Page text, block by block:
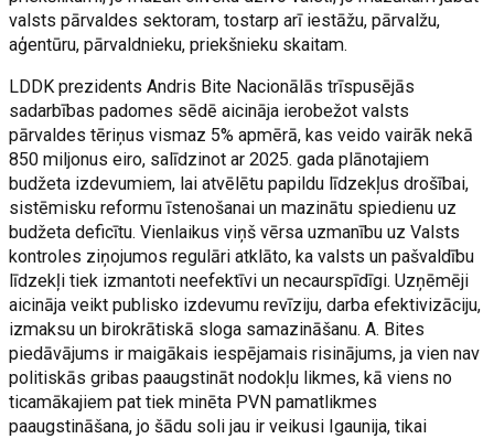
valsts pārvaldes sektoram, tostarp arī iestāžu, pārvalžu,
aģentūru, pārvaldnieku, priekšnieku skaitam.
LDDK prezidents Andris Bite Nacionālās trīspusējās
sadarbības padomes sēdē aicināja ierobežot valsts
pārvaldes tēriņus vismaz 5% apmērā, kas veido vairāk nekā
850 miljonus eiro, salīdzinot ar 2025. gada plānotajiem
budžeta izdevumiem, lai atvēlētu papildu līdzekļus drošībai,
sistēmisku reformu īstenošanai un mazinātu spiedienu uz
budžeta deficītu. Vienlaikus viņš vērsa uzmanību uz Valsts
kontroles ziņojumos regulāri atklāto, ka valsts un pašvaldību
līdzekļi tiek izmantoti neefektīvi un necaurspīdīgi. Uzņēmēji
aicināja veikt publisko izdevumu revīziju, darba efektivizāciju,
izmaksu un birokrātiskā sloga samazināšanu. A. Bites
piedāvājums ir maigākais iespējamais risinājums, ja vien nav
politiskās gribas paaugstināt nodokļu likmes, kā viens no
ticamākajiem pat tiek minēta PVN pamatlikmes
paaugstināšana, jo šādu soli jau ir veikusi Igaunija, tikai